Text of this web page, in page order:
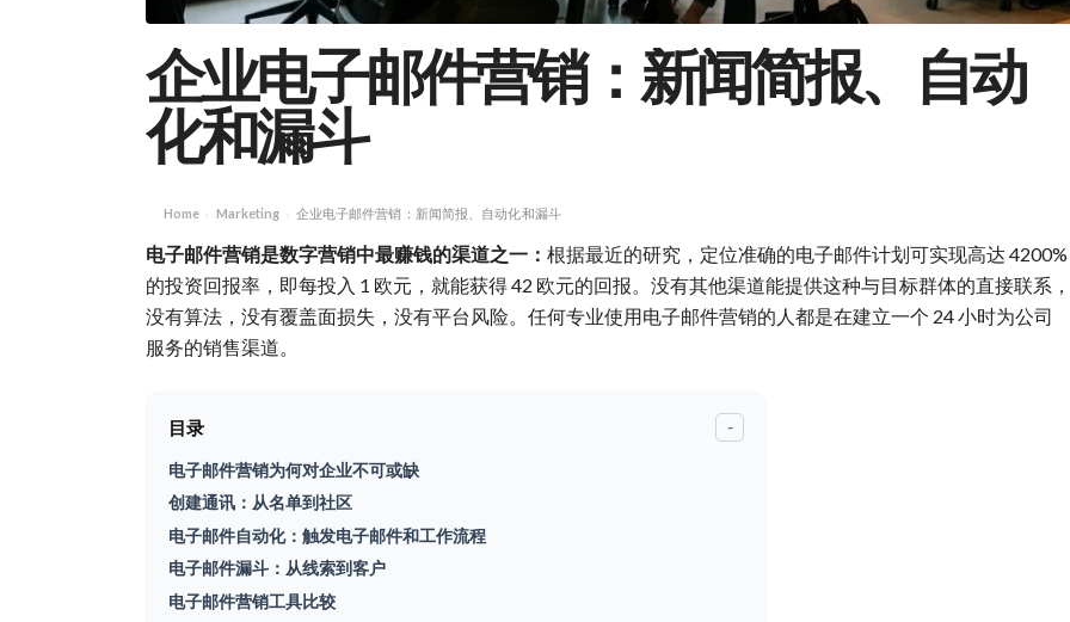
企业电子邮件营销：新闻简报、自动
化和漏斗
Home › Marketing › 企业电子邮件营销：新闻简报、自动化和漏斗
电子邮件营销是数字营销中最赚钱的渠道之一： 根据最近的研究，定位准确的电子邮件计划可实现高达 4200%
的投资回报率，即每投入 1 欧元，就能获得 42 欧元的回报。没有其他渠道能提供这种与目标群体的直接联系，
没有算法，没有覆盖面损失，没有平台风险。任何专业使用电子邮件营销的人都是在建立一个 24 小时为公司
服务的销售渠道。
目录 -
电子邮件营销为何对企业不可或缺
创建通讯：从名单到社区
电子邮件自动化：触发电子邮件和工作流程
电子邮件漏斗：从线索到客户
电子邮件营销工具比较